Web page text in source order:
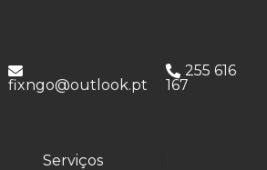
fixngo@outlook.pt
255 616
167
Serviços